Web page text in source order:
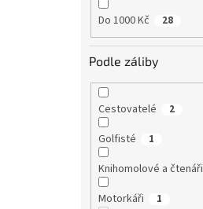
Do 1000 Kč 28
Podle záliby
Cestovatelé 2
Golfisté 1
Knihomolové a čtenáři
Motorkáři 1